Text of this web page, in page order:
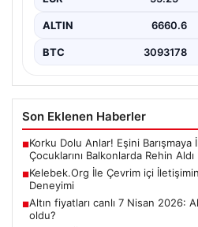
ALTIN 6660.6
BTC 3093178
Son Eklenen Haberler
■Korku Dolu Anlar! Eşini Barışmaya
Çocuklarını Balkonlarda Rehin Aldı
■Kelebek.Org İle Çevrim içi
Deneyimi
■Altın fiyatları canlı 7 Nisan 2026:
oldu?